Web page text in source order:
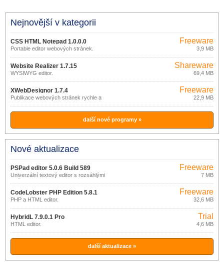
Nejnovější v kategorii
CSS HTML Notepad 1.0.0.0
Portable editor webových stránek.
Freeware
3,9 MB
Website Realizer 1.7.15
WYSIWYG editor.
Shareware
69,4 MB
XWebDesignor 1.7.4
Publikace webových stránek rychle a
Freeware
22,9 MB
další nové programy »
Nové aktualizace
PSPad editor 5.0.6 Build 589
Univerzální textový editor s rozsáhlými
možnostmi
Freeware
7 MB
CodeLobster PHP Edition 5.8.1
PHP a HTML editor.
Freeware
32,6 MB
HybridL 7.9.0.1 Pro
HTML editor.
Trial
4,6 MB
další aktualizace »